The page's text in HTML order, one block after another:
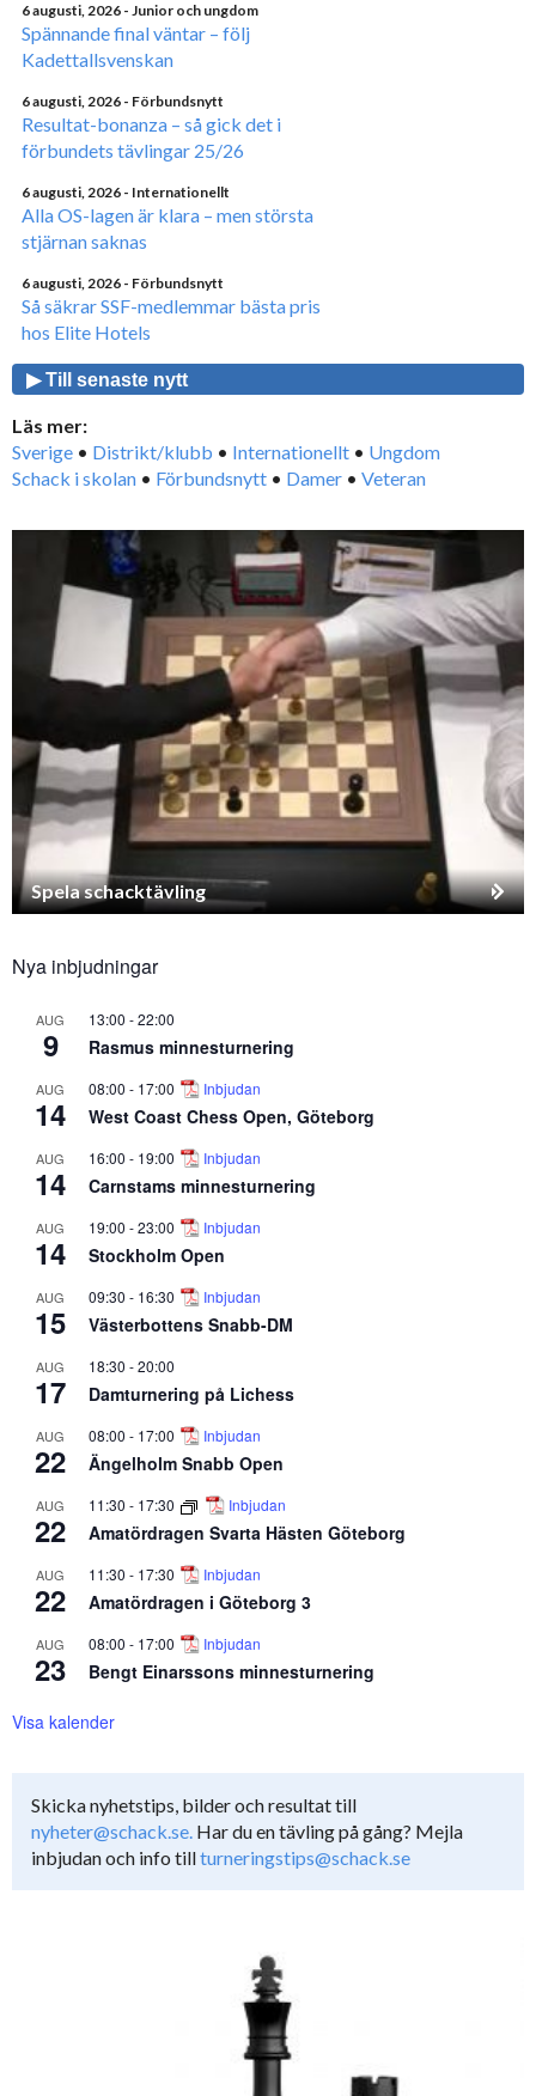
6 augusti, 2026 - Junior och ungdom
Spännande final väntar – följ
Kadettallsvenskan
6 augusti, 2026 - Förbundsnytt
Resultat-bonanza – så gick det i
förbundets tävlingar 25/26
6 augusti, 2026 - Internationellt
Alla OS-lagen är klara – men största
stjärnan saknas
6 augusti, 2026 - Förbundsnytt
Så säkrar SSF-medlemmar bästa pris
hos Elite Hotels
▶ Till senaste nytt
Läs mer:
Sverige • Distrikt/klubb • Internationellt • Ungdom
Schack i skolan • Förbundsnytt • Damer • Veteran
Spela schacktävling
Nya inbjudningar
AUG
9
13:00 -22:00
Rasmus minnesturnering
AUG
14
08:00 - 17:00 Inbjudan
West Coast Chess Open, Göteborg
AUG
14
16:00 - 19:00 Inbjudan
Carnstams minnesturnering
AUG
14
19:00 -23:00 Inbjudan
Stockholm Open
AUG
15
09:30 - 16:30 Inbjudan
Västerbottens Snabb-DM
AUG
17
18:30 -20:00
Damturnering på Lichess
AUG
22
08:00 - 17:00 Inbjudan
Ängelholm Snabb Open
AUG
22
11:30 - 17:30 Inbjudan
Amatördragen Svarta Hästen Göteborg
AUG
22
11:30 - 17:30 Inbjudan
Amatördragen i Göteborg 3
AUG
23
08:00 - 17:00 Inbjudan
Bengt Einarssons minnesturnering
Visa kalender
Skicka nyhetstips, bilder och resultat till
nyheter@schack.se. Har du en tävling på gång? Mejla
inbjudan och info tillturneringstips@schack.se